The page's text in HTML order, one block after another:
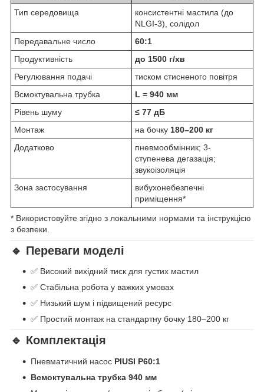
Тип середовища
консистентні мастила (до
NLGI-3), солідол
Передавальне число
60:1
Продуктивність
до 1500 г/хв
Регулювання подачі
тиском стисненого повітря
Всмоктувальна трубка
L = 940 мм
Рівень шуму
≤ 77 дБ
Монтаж
на бочку 180–200 кг
Додатково
пневмообмінник; 3-
ступенева дегазація;
звукоізоляція
Зона застосування
вибухонебезпечні
приміщення*
* Використовуйте згідно з локальними нормами та інструкцією
з безпеки.
🔹 Переваги моделі
✅ Високий вихідний тиск для густих мастил
✅ Стабільна робота у важких умовах
✅ Низький шум і підвищений ресурс
✅ Простий монтаж на стандартну бочку 180–200 кг
🔹 Комплектація
Пневматичний насос PIUSI P60:1
Всмоктувальна трубка 940 мм